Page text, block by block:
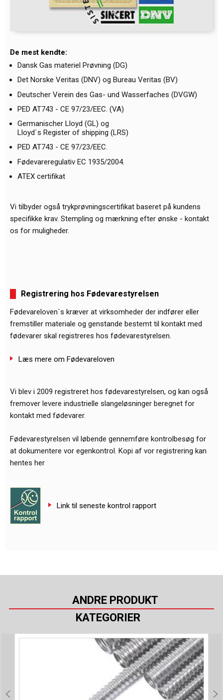
De mest kendte:
Dansk Gas materiel Prøvning (DG)
Det Norske Veritas (DNV) og Bureau Veritas (BV)
Deutscher Verein des Gas- und Wasserfaches (DVGW)
PED AT743 - CE 97/23/EEC. (VA)
Germanischer Lloyd (GL) og
Lloyd`s Register of shipping (LRS)
PED AT743 - CE 97/23/EEC.
Fødevareregulativ EC 1935/2004.
ATEX certifikat
Vi tilbyder også trykprøvningscertifikat baseret på kundens
specifikke krav. Stempling og mærkning efter ønske - kontakt
os for muligheder.
Registrering hos Fødevarestyrelsen
Fødevareloven´s kræver at virksomheder der indfører eller
fremstiller materiale og genstande bestemt til kontakt med
fødevarer skal registreres hos fødevarestyrelsen.
Læs mere om Fødevareloven
Vi blev i 2009 registreret hos fødevarestyrelsen, og kan også
fremover levere industrielle slangeløsninger beregnet for
kontakt med fødevarer.
Fødevarestyrelsen vil løbende gennemføre kontrolbesøg for
at dokumentere vor egenkontrol. Kopi af vor registrering kan
hentes her
Link til seneste kontrol rapport
ANDRE PRODUKT
KATEGORIER